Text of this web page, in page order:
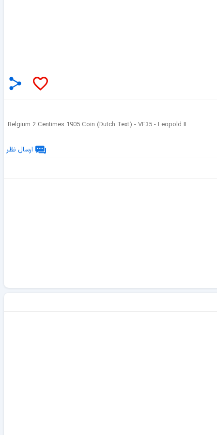
Belgium 2 Centimes 1905 Coin (Dutch Text) - VF35 - Leopold II
ارسال نظر